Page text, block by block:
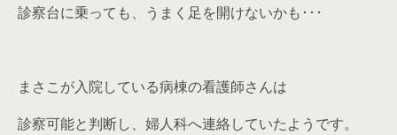
診察台に乗っても、うまく足を開けないかも･･･
まさこが入院している病棟の看護師さんは
診察可能と判断し、婦人科へ連絡していたようです。